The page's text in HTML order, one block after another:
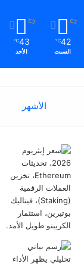
42
℃
السبت
43
℃
الأحد
الأشهر